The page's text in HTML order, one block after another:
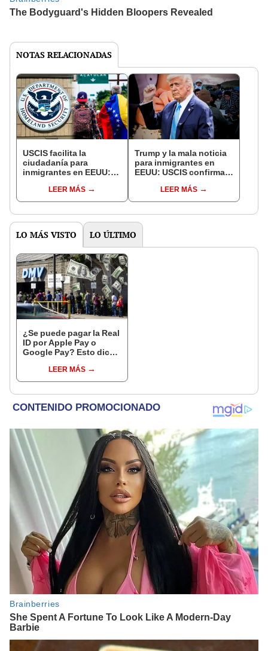
NOTAS RELACIONADAS
USCIS facilita la
ciudadanía para
inmigrantes en EEUU:
podrán naturalizar sin
saber inglés con un
LEER MÁS
Trump y la mala noticia
para inmigrantes en
EEUU: USCIS confirma
deportará a extranjeros
que cometan este delito
LEER MÁS
LO MÁS VISTO LO ÚLTIMO
¿Se puede pagar la Real
ID por Apple Pay o
Google Pay? Esto dice
Vehículos Motorizados
De California
LEER MÁS